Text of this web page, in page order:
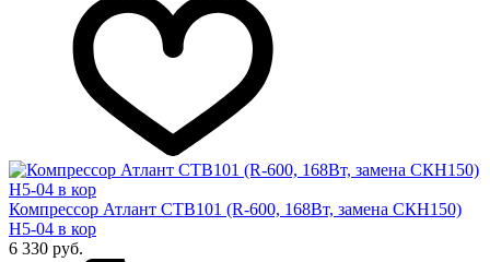
Компрессор Атлант СТВ101 (R-600, 168Вт, замена СКН150)
Н5-04 в кор
6 330 руб.